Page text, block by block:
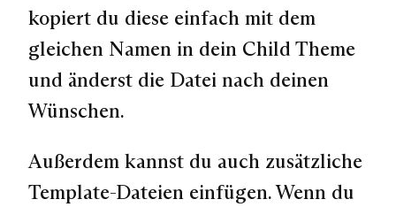
kopiert du diese einfach mit dem
gleichen Namen in dein Child Theme
und änderst die Datei nach deinen
Wünschen.
Außerdem kannst du auch zusätzliche
Template-Dateien einfügen. Wenn du